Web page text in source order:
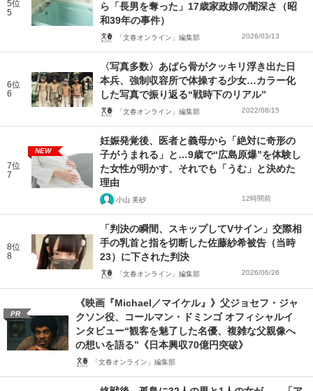
5位
5
ら「長男を奪った」17歳家政婦の闇深さ（昭
和39年の事件）
「文春オンライン」編集部 2026/03/13
6位
6
〈写真多数〉あばら骨がクッキリ浮き出た日
本兵、強制収容所で体操する少女…カラー化
した写真で振り返る“戦時下のリアル”
「文春オンライン」編集部 2022/08/15
7位
7
NEW
妊娠発覚後、医者と義母から「絶対に奇形の
子がうまれる」と…9歳で“広島原爆”を体験し
た女性が明かす、それでも「うむ」と決めた
理由
小山 美砂 12時間前
8位
8
「判決の瞬間、スキップしてVサイン」交際相
手の乳首と指を切断した佐藤紗希被告（当時
23）に下された判決
「文春オンライン」編集部 2026/06/26
PR
《映画『Michael／マイケル』》父ジョセフ・ジャ
クソン役、コールマン・ドミンゴ オフィシャルイ
ンタビュー“観客を魅了した名優、複雑な父親像へ
の想いを語る”《日本興収70億円突破》
「文春オンライン」編集部